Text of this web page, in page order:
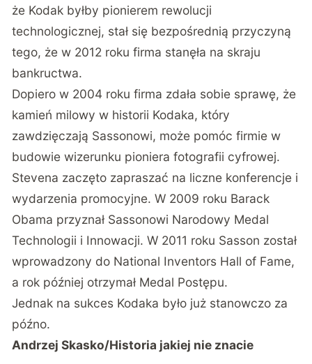
że Kodak byłby pionierem rewolucji
technologicznej, stał się bezpośrednią przyczyną
tego, że w 2012 roku firma stanęła na skraju
bankructwa.
Dopiero w 2004 roku firma zdała sobie sprawę, że
kamień milowy w historii Kodaka, który
zawdzięczają Sassonowi, może pomóc firmie w
budowie wizerunku pioniera fotografii cyfrowej.
Stevena zaczęto zapraszać na liczne konferencje i
wydarzenia promocyjne. W 2009 roku Barack
Obama przyznał Sassonowi Narodowy Medal
Technologii i Innowacji. W 2011 roku Sasson został
wprowadzony do National Inventors Hall of Fame,
a rok później otrzymał Medal Postępu.
Jednak na sukces Kodaka było już stanowczo za
późno.
Andrzej Skasko/Historia jakiej nie znacie